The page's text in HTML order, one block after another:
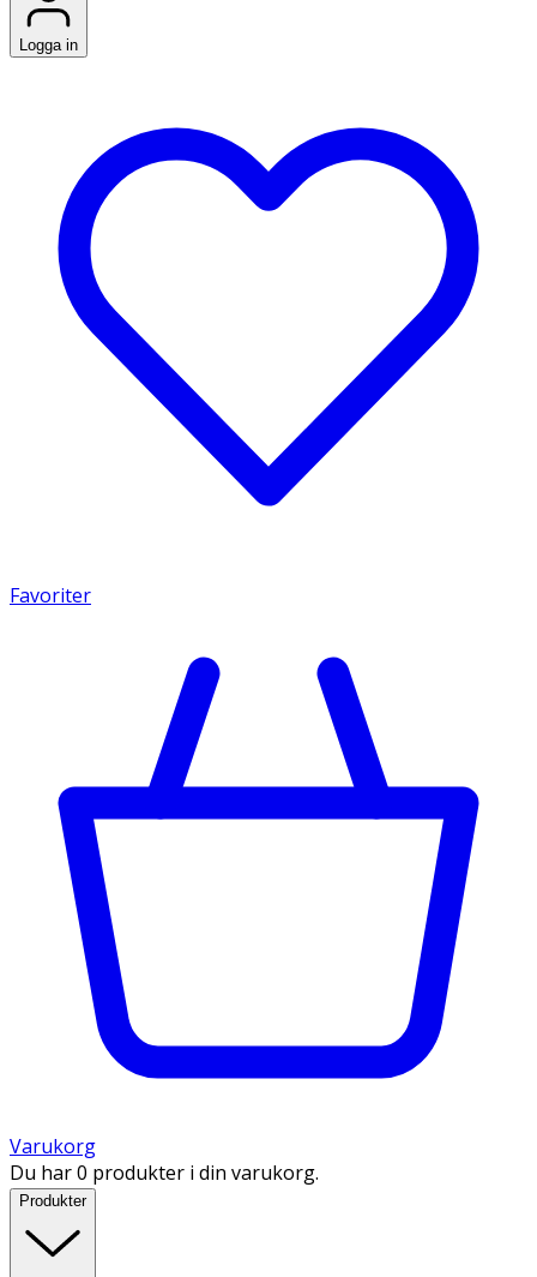
Logga in
Favoriter
Varukorg
Du har 0 produkter i din varukorg.
Produkter